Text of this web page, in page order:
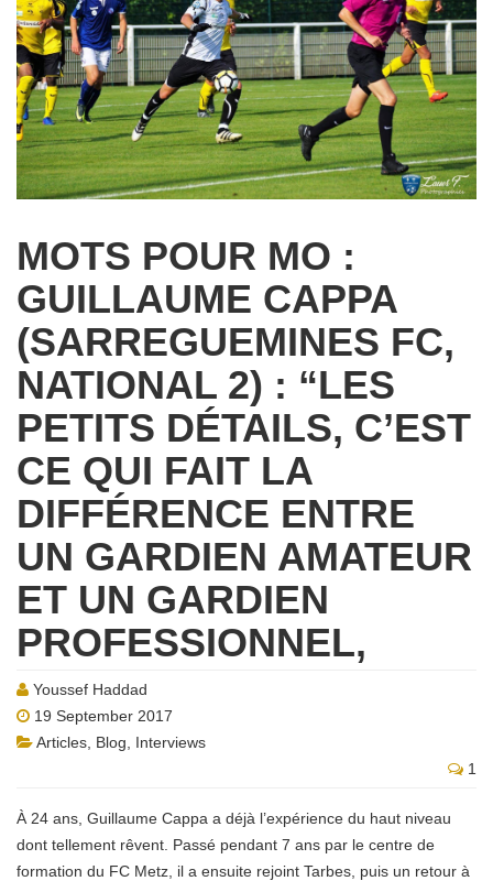
MOTS POUR MO :
GUILLAUME CAPPA
(SARREGUEMINES FC,
NATIONAL 2) : “LES
PETITS DÉTAILS, C’EST
CE QUI FAIT LA
DIFFÉRENCE ENTRE
UN GARDIEN AMATEUR
ET UN GARDIEN
PROFESSIONNEL,
Youssef Haddad
19 September 2017
Articles Blog
Interviews
1
À 24 ans, Guillaume Cappa a déjà l’expérience du haut niveau
dont tellement rêvent. Passé pendant 7 ans par le centre de
formation du FC Metz, il a ensuite rejoint Tarbes, puis un retour à